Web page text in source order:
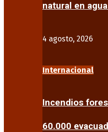
natural en
4 agosto, 2026
Internacional
Incendios
60.000